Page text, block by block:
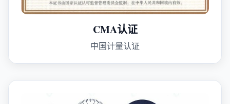
CMA认证
中国计量认证